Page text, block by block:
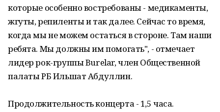
которые особенно востребованы - медикаменты,
жгуты, репиленты и так далее. Сейчас то время,
когда мы не можем остаться в стороне. Там наши
ребята. Мы должны им помогать", - отмечает
лидер рок-группы Burelar, член Общественной
палаты РБ Ильшат Абдуллин.
Продолжительность концерта - 1,5 часа.